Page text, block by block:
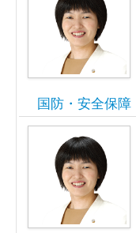
国防・安全保障